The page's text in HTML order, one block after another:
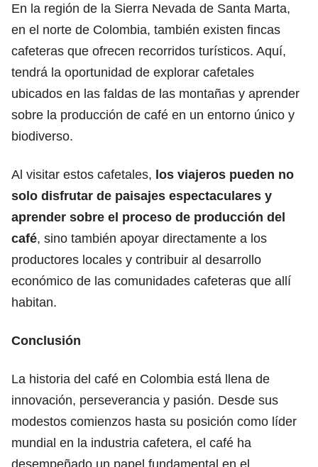
En la región de la Sierra Nevada de Santa Marta,
en el norte de Colombia, también existen fincas
cafeteras que ofrecen recorridos turísticos. Aquí,
tendrá la oportunidad de explorar cafetales
ubicados en las faldas de las montañas y aprender
sobre la producción de café en un entorno único y
biodiverso.
Al visitar estos cafetales, los viajeros pueden no
solo disfrutar de paisajes espectaculares y
aprender sobre el proceso de producción del
café, sino también apoyar directamente a los
productores locales y contribuir al desarrollo
económico de las comunidades cafeteras que allí
habitan.
Conclusión
La historia del café en Colombia está llena de
innovación, perseverancia y pasión. Desde sus
modestos comienzos hasta su posición como líder
mundial en la industria cafetera, el café ha
desempeñado un papel fundamental en el